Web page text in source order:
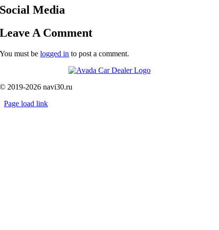
Social Media
Leave A Comment
You must belogged in to post a comment.
© 2019-2026 navi30.ru
Page load link